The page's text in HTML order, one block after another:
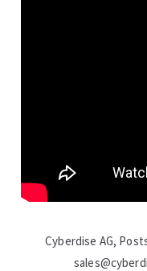
Cyberdise AG,